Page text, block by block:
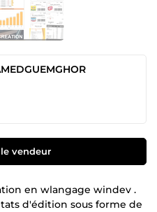
vendeur
en wlangage windev .
d'édition sous forme de